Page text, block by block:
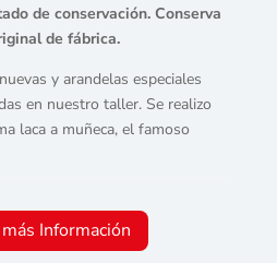
de conservación. Conserva
de fábrica.
y arandelas especiales
en nuestro taller. Se realizo
laca a muñeca, el famoso
Información